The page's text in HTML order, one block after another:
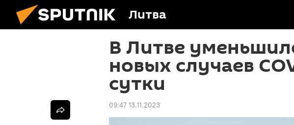
Литва
В Литве
новых случаев
сутки
09:47 13.11.2023